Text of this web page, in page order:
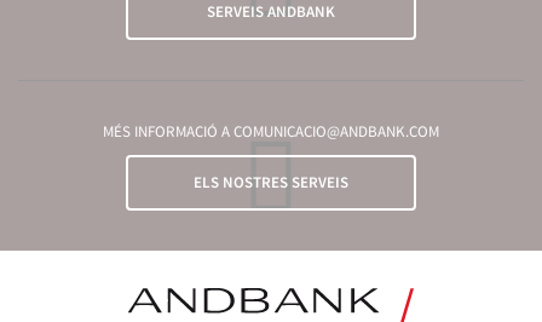
SERVEIS ANDBANK
MÉS INFORMACIÓ A COMUNICACIO@ANDBANK.COM
ELS NOSTRES SERVEIS